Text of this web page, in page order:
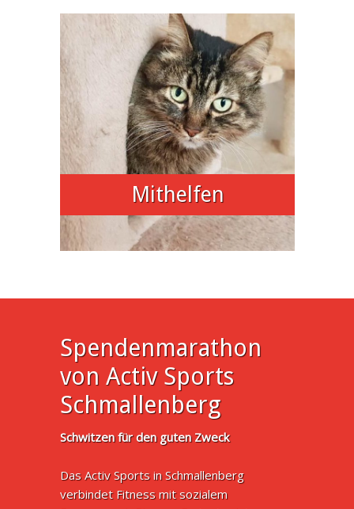
Mithelfen
Spendenmarathon
von Activ Sports
Schmallenberg
Schwitzen für den guten Zweck
Das Activ Sports in Schmallenberg
verbindet Fitness mit sozialem